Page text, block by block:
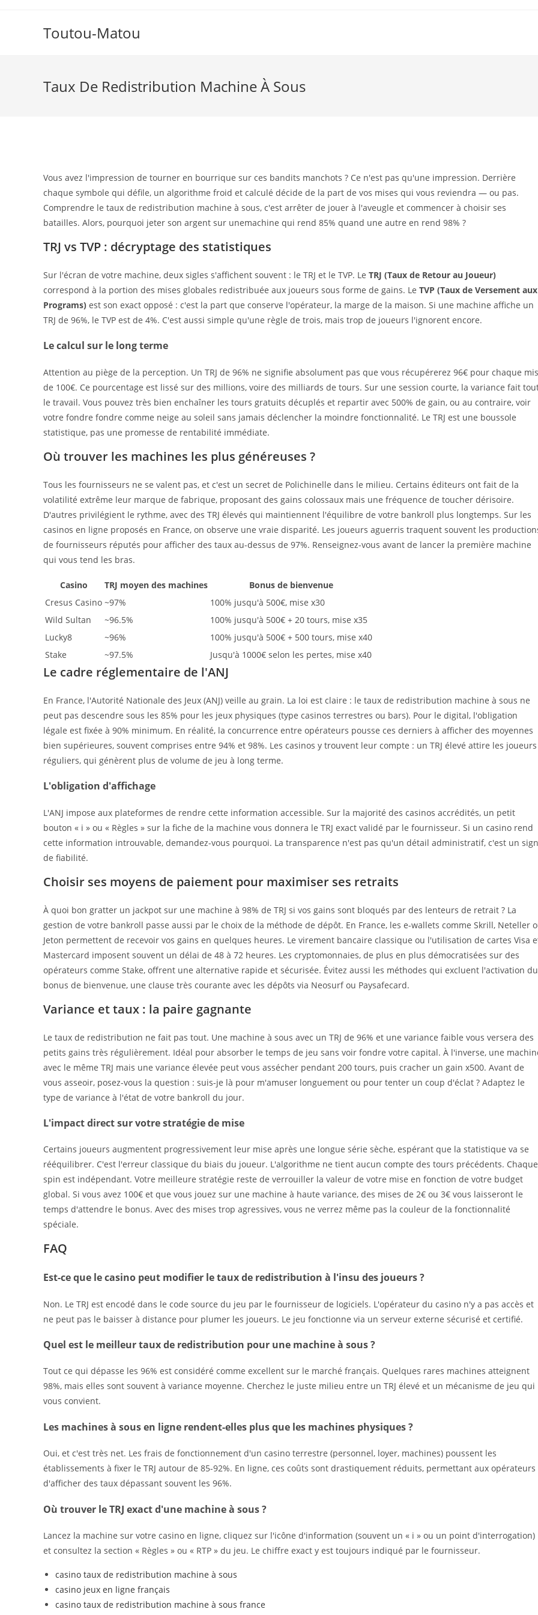
Toutou-Matou
Taux De Redistribution Machine À Sous
Vous avez l'impression de tourner en bourrique sur ces bandits manchots ? Ce n'est pas qu'une impression. Derrière
chaque symbole qui défile, un algorithme froid et calculé décide de la part de vos mises qui vous reviendra — ou pas.
Comprendre le taux de redistribution machine à sous, c'est arrêter de jouer à l'aveugle et commencer à choisir ses
batailles. Alors, pourquoi jeter son argent sur unemachine qui rend 85% quand une autre en rend 98% ?
TRJ vs TVP : décryptage des statistiques
Sur l'écran de votre machine, deux sigles s'affichent souvent : le TRJ et le TVP. Le TRJ (Taux de Retour au Joueur)
correspond à la portion des mises globales redistribuée aux joueurs sous forme de gains. Le TVP (Taux de Versement aux
Programs) est son exact opposé : c'est la part que conserve l'opérateur, la marge de la maison. Si une machine affiche un
TRJ de 96%, le TVP est de 4%. C'est aussi simple qu'une règle de trois, mais trop de joueurs l'ignorent encore.
Le calcul sur le long terme
Attention au piège de la perception. Un TRJ de 96% ne signifie absolument pas que vous récupérerez 96€ pour chaque
de 100€. Ce pourcentage est lissé sur des millions, voire des milliards de tours. Sur une session courte, la variance fait
le travail. Vous pouvez très bien enchaîner les tours gratuits décuplés et repartir avec 500% de gain, ou au contraire, voir
votre fondre fondre comme neige au soleil sans jamais déclencher la moindre fonctionnalité. Le TRJ est une boussole
statistique, pas une promesse de rentabilité immédiate.
Où trouver les machines les plus généreuses ?
Tous les fournisseurs ne se valent pas, et c'est un secret de Polichinelle dans le milieu. Certains éditeurs ont fait de la
volatilité extrême leur marque de fabrique, proposant des gains colossaux mais une fréquence de toucher dérisoire.
D'autres privilégient le rythme, avec des TRJ élevés qui maintiennent l'équilibre de votre bankroll plus longtemps. Sur les
casinos en ligne proposés en France, on observe une vraie disparité. Les joueurs aguerris traquent souvent les
de fournisseurs réputés pour afficher des taux au-dessus de 97%. Renseignez-vous avant de lancer la première machine
qui vous tend les bras.
Casino TRJ moyen des machines
Bonus de bienvenue
Cresus Casino ~97%
100% jusqu'à 500€, mise x30
Wild Sultan
~96.5%
100% jusqu'à 500€ + 20 tours, mise x35
Lucky8
~96%
100% jusqu'à 500€ + 500 tours, mise x40
Stake
~97.5% Jusqu'à 1000€ selon les pertes, mise x40
Le cadre réglementaire de l'ANJ
En France, l'Autorité Nationale des Jeux (ANJ) veille au grain. La loi est claire : le taux de redistribution machine à sous ne
peut pas descendre sous les 85% pour les jeux physiques (type casinos terrestres ou bars). Pour le digital, l'obligation
légale est fixée à 90% minimum. En réalité, la concurrence entre opérateurs pousse ces derniers à afficher des moyennes
bien supérieures, souvent comprises entre 94% et 98%. Les casinos y trouvent leur compte : un TRJ élevé attire les joueurs
réguliers, qui génèrent plus de volume de jeu à long terme.
L'obligation d'affichage
L'ANJ impose aux plateformes de rendre cette information accessible. Sur la majorité des casinos accrédités, un petit
bouton « i » ou « Règles » sur la fiche de la machine vous donnera le TRJ exact validé par le fournisseur. Si un casino rend
cette information introuvable, demandez-vous pourquoi. La transparence n'est pas qu'un détail administratif, c'est un
de fiabilité.
Choisir ses moyens de paiement pour maximiser ses retraits
À quoi bon gratter un jackpot sur une machine à 98% de TRJ si vos gains sont bloqués par des lenteurs de retrait ? La
gestion de votre bankroll passe aussi par le choix de la méthode de dépôt. En France, les e-wallets comme Skrill, Neteller
Jeton permettent de recevoir vos gains en quelques heures. Le virement bancaire classique ou l'utilisation de cartes Visa
Mastercard imposent souvent un délai de 48 à 72 heures. Les cryptomonnaies, de plus en plus démocratisées sur des
opérateurs comme Stake, offrent une alternative rapide et sécurisée. Évitez aussi les méthodes qui excluent l'activation du
bonus de bienvenue, une clause très courante avec les dépôts via Neosurf ou Paysafecard.
Variance et taux : la paire gagnante
Le taux de redistribution ne fait pas tout. Une machine à sous avec un TRJ de 96% et une variance faible vous versera des
petits gains très régulièrement. Idéal pour absorber le temps de jeu sans voir fondre votre capital. À l'inverse, une
avec le même TRJ mais une variance élevée peut vous assécher pendant 200 tours, puis cracher un gain x500. Avant de
vous asseoir, posez-vous la question : suis-je là pour m'amuser longuement ou pour tenter un coup d'éclat ? Adaptez le
type de variance à l'état de votre bankroll du jour.
L'impact direct sur votre stratégie de mise
Certains joueurs augmentent progressivement leur mise après une longue série sèche, espérant que la statistique va se
rééquilibrer. C'est l'erreur classique du biais du joueur. L'algorithme ne tient aucun compte des tours précédents. Chaque
spin est indépendant. Votre meilleure stratégie reste de verrouiller la valeur de votre mise en fonction de votre budget
global. Si vous avez 100€ et que vous jouez sur une machine à haute variance, des mises de 2€ ou 3€ vous laisseront le
temps d'attendre le bonus. Avec des mises trop agressives, vous ne verrez même pas la couleur de la fonctionnalité
spéciale.
FAQ
Est-ce que le casino peut modifier le taux de redistribution à l'insu des joueurs ?
Non. Le TRJ est encodé dans le code source du jeu par le fournisseur de logiciels. L'opérateur du casino n'y a pas accès et
ne peut pas le baisser à distance pour plumer les joueurs. Le jeu fonctionne via un serveur externe sécurisé et certifié.
Quel est le meilleur taux de redistribution pour une machine à sous ?
Tout ce qui dépasse les 96% est considéré comme excellent sur le marché français. Quelques rares machines atteignent
98%, mais elles sont souvent à variance moyenne. Cherchez le juste milieu entre un TRJ élevé et un mécanisme de jeu qui
vous convient.
Les machines à sous en ligne rendent-elles plus que les machines physiques ?
Oui, et c'est très net. Les frais de fonctionnement d'un casino terrestre (personnel, loyer, machines) poussent les
établissements à fixer le TRJ autour de 85-92%. En ligne, ces coûts sont drastiquement réduits, permettant aux opérateurs
d'afficher des taux dépassant souvent les 96%.
Où trouver le TRJ exact d'une machine à sous ?
Lancez la machine sur votre casino en ligne, cliquez sur l'icône d'information (souvent un « i » ou un point d'interrogation)
et consultez la section « Règles » ou « RTP » du jeu. Le chiffre exact y est toujours indiqué par le fournisseur.
casino taux de redistribution machine à sous
casino jeux en ligne français
casino taux de redistribution machine à sous france